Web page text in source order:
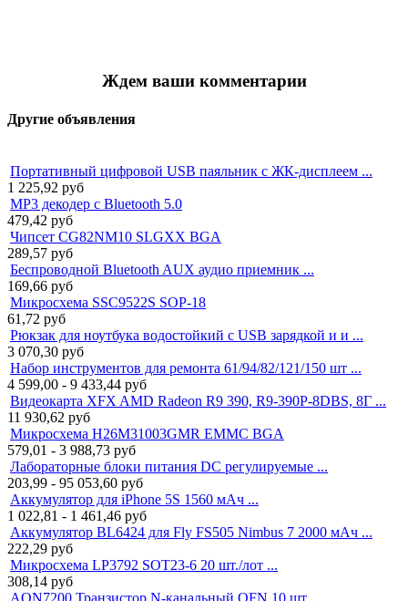
Ждем ваши комментарии
Другие объявления
Портативный цифровой USB паяльник с ЖК-дисплеем ...
1 225,92 руб
MP3 декодер с Bluetooth 5.0
479,42 руб
Чипсет CG82NM10 SLGXX BGA
289,57 руб
Беспроводной Bluetooth AUX аудио приемник ...
169,66 руб
Микросхема SSC9522S SOP-18
61,72 руб
Рюкзак для ноутбука водостойкий с USB зарядкой и и ...
3 070,30 руб
Набор инструментов для ремонта 61/94/82/121/150 шт ...
4 599,00 - 9 433,44 руб
Видеокарта XFX AMD Radeon R9 390, R9-390P-8DBS, 8Г ...
11 930,62 руб
Микросхема H26M31003GMR EMMC BGA
579,01 - 3 988,73 руб
Лабораторные блоки питания DC регулируемые ...
203,99 - 95 053,60 руб
Аккумулятор для iPhone 5S 1560 мАч ...
1 022,81 - 1 461,46 руб
Аккумулятор BL6424 для Fly FS505 Nimbus 7 2000 мАч ...
222,29 руб
Микросхема LP3792 SOT23-6 20 шт./лот ...
308,14 руб
AON7200 Транзистор N-канальный QFN 10 шт. ...